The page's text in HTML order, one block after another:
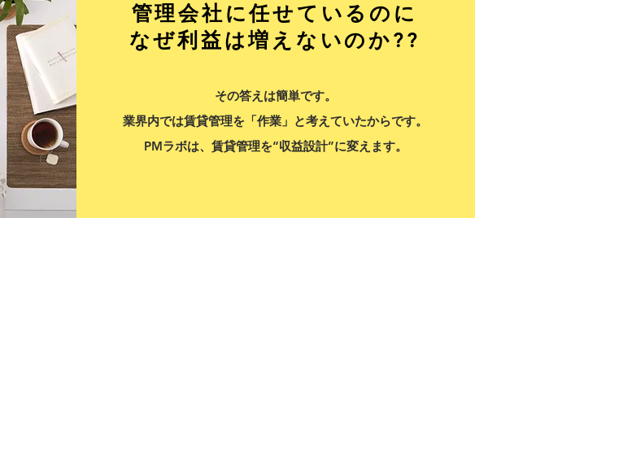
管理会社に任せているのに
なぜ利益は増えないのか??
その答えは簡単です。
業界内では賃貸管理を「作業」と考えていたからです。
PMラボは、賃貸管理を“収益設計”に変えます。